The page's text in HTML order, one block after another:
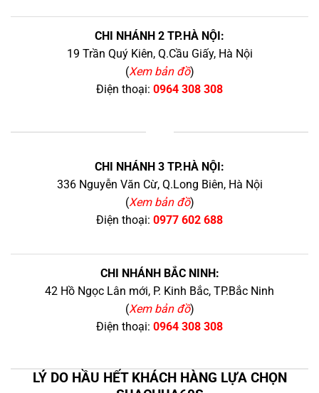
CHI NHÁNH 2 TP.HÀ NỘI:
19 Trần Quý Kiên, Q.Cầu Giấy, Hà Nội
(Xem bản đồ)
Điện thoại: 0964 308 308
CHI NHÁNH 3 TP.HÀ NỘI:
336 Nguyễn Văn Cừ, Q.Long Biên, Hà Nội
(Xem bản đồ)
Điện thoại: 0977 602 688
CHI NHÁNH BẮC NINH:
42 Hồ Ngọc Lân mới, P. Kinh Bắc, TP.Bắc Ninh
(Xem bản đồ)
Điện thoại: 0964 308 308
LÝ DO HẦU HẾT KHÁCH HÀNG LỰA CHỌN